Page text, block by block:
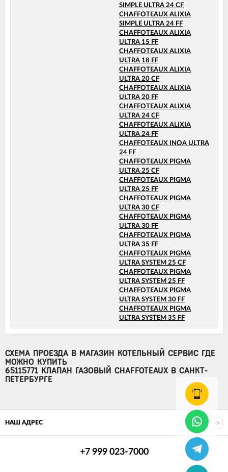
SIMPLE ULTRA 24 CF
CHAFFOTEAUX ALIXIA
SIMPLE ULTRA 24 FF
CHAFFOTEAUX ALIXIA
ULTRA 15 FF
CHAFFOTEAUX ALIXIA
ULTRA 18 FF
CHAFFOTEAUX ALIXIA
ULTRA 20 CF
CHAFFOTEAUX ALIXIA
ULTRA 20 FF
CHAFFOTEAUX ALIXIA
ULTRA 24 CF
CHAFFOTEAUX ALIXIA
ULTRA 24 FF
CHAFFOTEAUX INOA ULTRA
24 FF
CHAFFOTEAUX PIGMA
ULTRA 25 CF
CHAFFOTEAUX PIGMA
ULTRA 25 FF
CHAFFOTEAUX PIGMA
ULTRA 30 CF
CHAFFOTEAUX PIGMA
ULTRA 30 FF
CHAFFOTEAUX PIGMA
ULTRA 35 FF
CHAFFOTEAUX PIGMA
ULTRA SYSTEM 25 CF
CHAFFOTEAUX PIGMA
ULTRA SYSTEM 25 FF
CHAFFOTEAUX PIGMA
ULTRA SYSTEM 30 FF
CHAFFOTEAUX PIGMA
ULTRA SYSTEM 35 FF
СХЕМА ПРОЕЗДА В МАГАЗИН КОТЕЛЬНЫЙ СЕРВИС ГДЕ
МОЖНО КУПИТЬ
65115771 КЛАПАН ГАЗОВЫЙ CHAFFOTEAUX В САНКТ-
ПЕТЕРБУРГЕ
НАШ АДРЕС
+7 999 023-7000